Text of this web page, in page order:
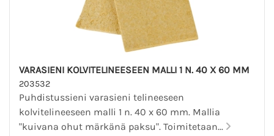
VARASIENI KOLVITELINEESEEN MALLI 1 N. 40 X 60 MM
203532
Puhdistussieni varasieni telineeseen
kolvitelineeseen malli 1 n. 40 x 60 mm. Mallia
"kuivana ohut märkänä paksu". Toimitetaan...